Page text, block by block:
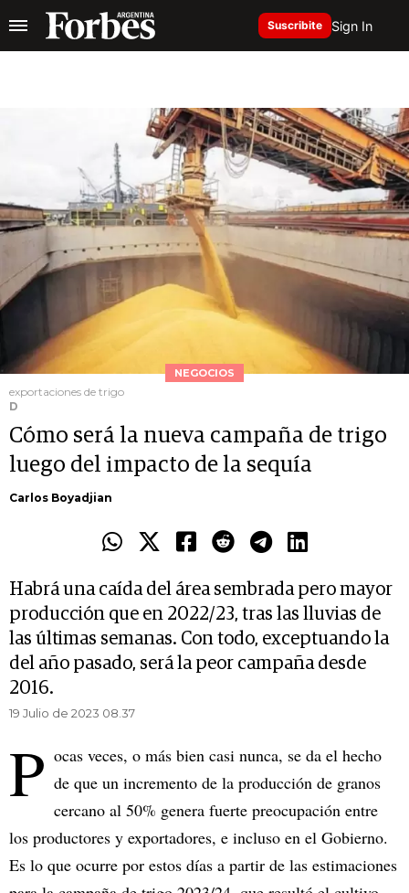
Suscribite Sign In
NEGOCIOS
exportaciones de trigo
D
Cómo será la nueva campaña de trigo
luego del impacto de la sequía
Carlos Boyadjian
Habrá una caída del área sembrada pero mayor
producción que en 2022/23, tras las lluvias de
las últimas semanas. Con todo, exceptuando la
del año pasado, será la peor campaña desde
2016.
19 Julio de 2023 08.37
P ocas veces, o más bien casi nunca, se da el hecho
de que un incremento de la producción de granos
cercano al 50% genera fuerte preocupación entre
los productores y exportadores, e incluso en el Gobierno.
Es lo que ocurre por estos días a partir de las estimaciones